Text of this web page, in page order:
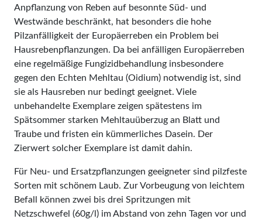
Anpflanzung von Reben auf besonnte Süd- und
Westwände beschränkt, hat besonders die hohe
Pilzanfälligkeit der Europäerreben ein Problem bei
Hausrebenpflanzungen. Da bei anfälligen Europäerreben
eine regelmäßige Fun­gi­zidbehandlung insbesondere
gegen den Echten Mehltau (Oidium) notwendig ist, sind
sie als Hausreben nur bedingt geeignet. Viele
unbehandelte Exem­plare zeigen spätestens im
Spätsommer starken Mehltauüberzug an Blatt und
Traube und fristen ein kümmerliches Dasein. Der
Zierwert solcher Exemplare ist damit dahin.
Für Neu- und Ersatzpflanzungen geeigneter sind pilzfeste
Sorten mit schönem Laub. Zur Vorbeugung von leichtem
Befall können zwei bis drei Spritzungen mit
Netzschwefel (60g/l) im Abstand von zehn Tagen vor und